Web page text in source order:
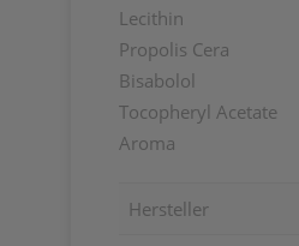
Lecithin
Propolis Cera
Bisabolol
Tocopheryl Acetate
Aroma
Hersteller